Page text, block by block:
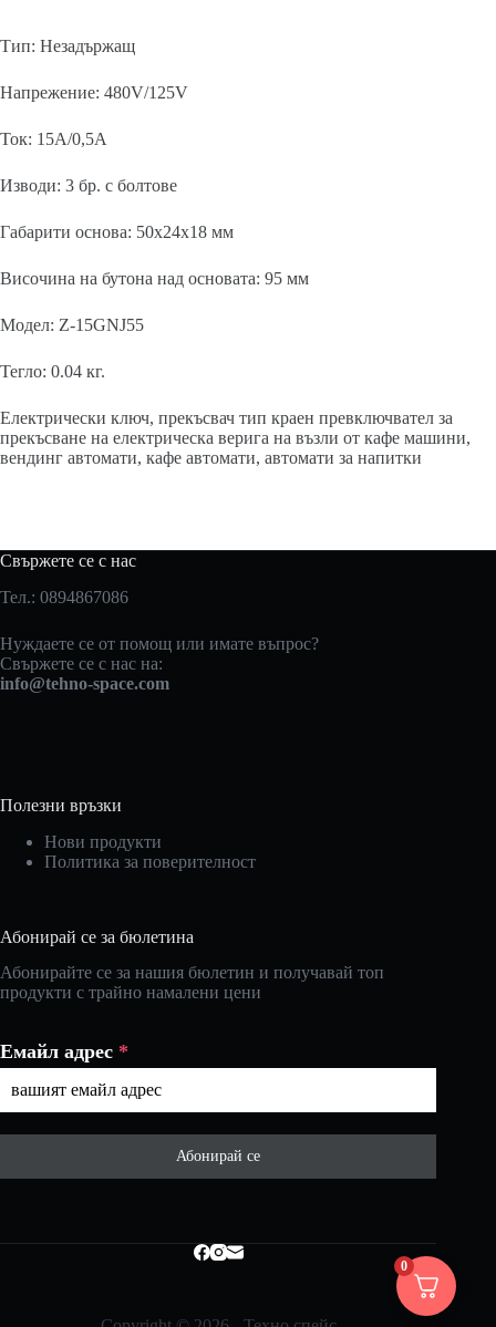
Тип: Незадържащ
Напрежение: 480V/125V
Ток: 15A/0,5A
Изводи: 3 бр. с болтове
Габарити основа: 50x24x18 мм
Височина на бутона над основата: 95 мм
Модел: Z-15GNJ55
Тегло: 0.04 кг.
Електрически ключ, прекъсвач тип краен превключвател за
прекъсване на електрическа верига на възли от кафе машини,
вендинг автомати, кафе автомати, автомати за напитки
Свържете се с нас
Тел.: 0894867086
Нуждаете се от помощ или имате въпрос?
Свържете се с нас на:
info@tehno-space.com
Полезни връзки
Нови продукти
Политика за поверителност
Абонирай се за бюлетина
Абонирайте се за нашия бюлетин и получавай топ
продукти с трайно намалени цени
Емайл адрес *
Абонирай се
0